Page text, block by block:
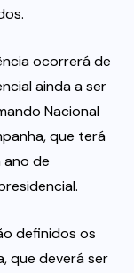
ocorrerá de
ainda a ser
Nacional
que terá
de
definidos os
que deverá ser